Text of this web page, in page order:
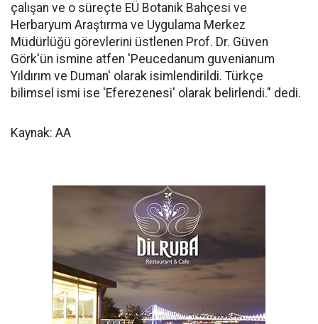
çalışan ve o süreçte EÜ Botanik Bahçesi ve
Herbaryum Araştırma ve Uygulama Merkez
Müdürlüğü görevlerini üstlenen Prof. Dr. Güven
Görk'ün ismine atfen 'Peucedanum guvenianum
Yıldırım ve Duman' olarak isimlendirildi. Türkçe
bilimsel ismi ise 'Eferezenesi' olarak belirlendi." dedi.
Kaynak: AA